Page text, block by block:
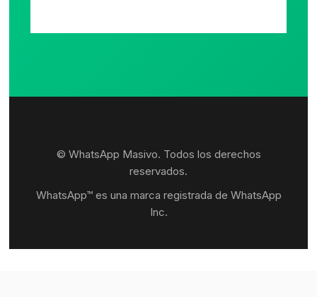
© WhatsApp Masivo. Todos los derechos
reservados.
WhatsApp™ es una marca registrada de WhatsApp
Inc.